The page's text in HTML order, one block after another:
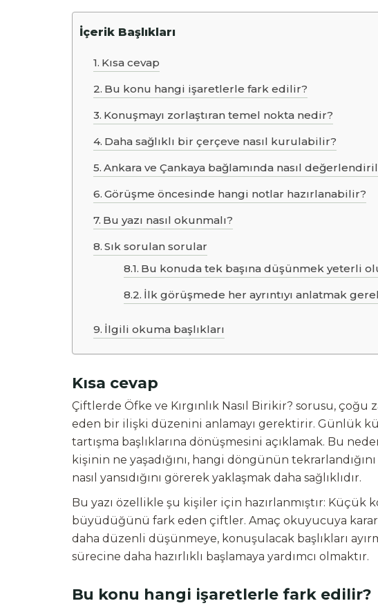
İçerik Başlıkları
Kısa cevap
Bu konu hangi işaretlerle fark edilir?
Konuşmayı zorlaştıran temel nokta nedir?
Daha sağlıklı bir çerçeve nasıl kurulabilir?
Ankara ve Çankaya bağlamında nasıl
Görüşme öncesinde hangi notlar hazırlanabilir?
Bu yazı nasıl okunmalı?
Sık sorulan sorular
Bu konuda tek başına düşünmek yeterli
İlk görüşmede her ayrıntıyı anlatmak
İlgili okuma başlıkları
Kısa cevap
Çiftlerde Öfke ve Kırgınlık Nasıl Birikir? sorusu,
eden bir ilişki düzenini anlamayı gerektirir. Günlük
tartışma başlıklarına dönüşmesini açıklamak. Bu
kişinin ne yaşadığını, hangi döngünün
nasıl yansıdığını görerek yaklaşmak daha sağlıklıdır.
Bu yazı özellikle şu kişiler için hazırlanmıştır:
büyüdüğünü fark eden çiftler. Amaç okuyucuya
daha düzenli düşünmeye, konuşulacak başlıkları
sürecine daha hazırlıklı başlamaya yardımcı olmaktır.
Bu konu hangi işaretlerle fark edilir?